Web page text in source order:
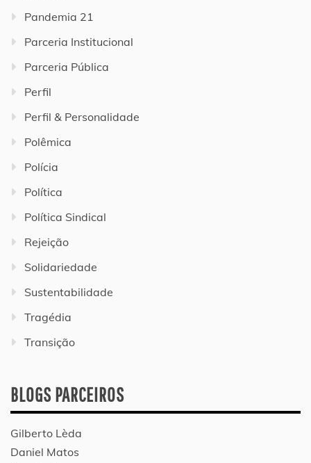
Pandemia 21
Parceria Institucional
Parceria Pública
Perfil
Perfil & Personalidade
Polêmica
Polícia
Política
Política Sindical
Rejeição
Solidariedade
Sustentabilidade
Tragédia
Transição
BLOGS PARCEIROS
Gilberto Lèda
Daniel Matos